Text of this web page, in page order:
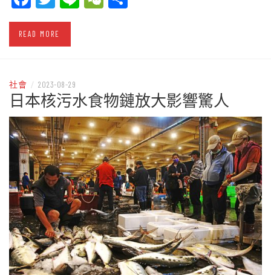
READ MORE
社會 / 2023-08-29
日本核污水食物鏈放大影響驚人